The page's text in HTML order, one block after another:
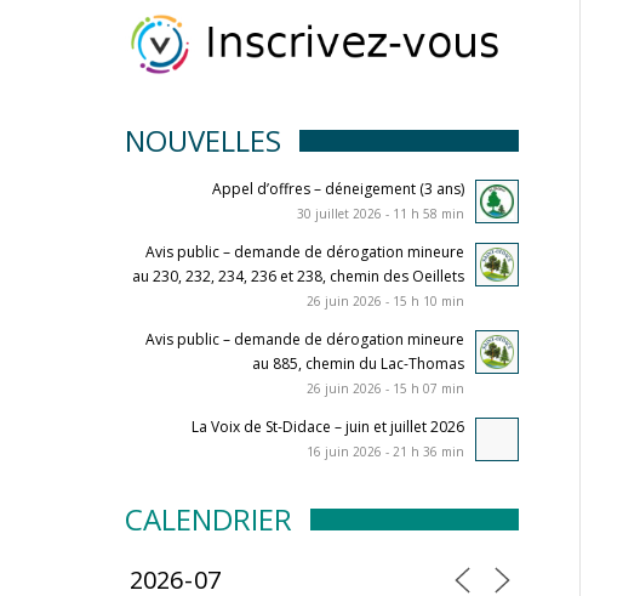
NOUVELLES
Appel d’offres – déneigement (3 ans)
30 juillet 2026 - 11 h 58 min
Avis public – demande de dérogation mineure
au 230, 232, 234, 236 et 238, chemin des Oeillets
26 juin 2026 - 15 h 10 min
Avis public – demande de dérogation mineure
au 885, chemin du Lac-Thomas
26 juin 2026 - 15 h 07 min
La Voix de St-Didace – juin et juillet 2026
16 juin 2026 - 21 h 36 min
CALENDRIER